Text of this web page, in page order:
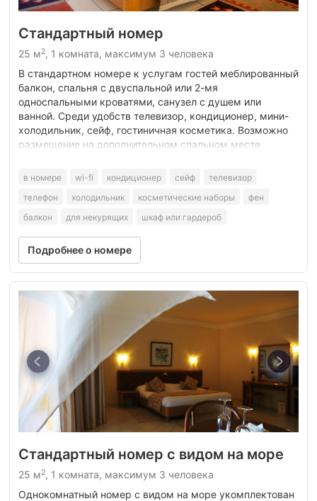
Стандартный номер
25 м2, 1 комната, максимум 3 человека
В стандартном номере к услугам гостей меблированный
балкон, спальня с двуспальной или 2-мя
односпальными кроватями, санузел с душем или
ванной. Среди удобств телевизор, кондиционер, мини-
холодильник, сейф, гостиничная косметика. Возможно
размещение на дополнительном спальном месте.
в номере wi-fi кондиционер сейф
телевизор
телефон
холодильник косметические наборы
фен
балкон
для некурящих шкаф или гардероб
Подробнее о номере
Стандартный номер с видом на море
25 м2, 1 комната, максимум 3 человека
Однокомнатный номер с видом на море укомплектован